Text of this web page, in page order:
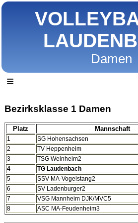
Damen
≡
Bezirksklasse 1 Damen
Platz Mannschaft
1 SG Hohensachsen
2
TV Heppenheim
3
TSG Weinheim2
4
TG Laudenbach
5
SSV MA-Vogelstang2
6
SV Ladenburger2
7
VSG Mannheim DJK/MVC5
8
ASC MA-Feudenheim3